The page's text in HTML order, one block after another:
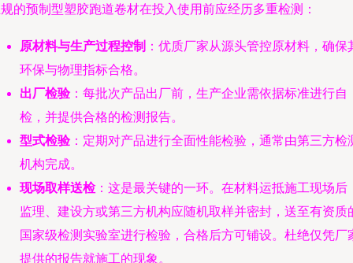
的预制型塑胶跑道卷材在投入使用前应经历多重检测：
原材料与生产过程控制 ：优质厂家从源头管控原材料，确保
环保与物理指标合格。
出厂检验：每批次产品出厂前，生产企业需依据标准进行自
检，并提供合格的检测报告。
型式检验：定期对产品进行全面性能检验，通常由第三方检
机构完成。
现场取样送检：这是最关键的一环。在材料运抵施工现场后
监理、建设方或第三方机构应随机取样并密封，送至有资质
国家级检测实验室进行检验，合格后方可铺设。杜绝仅凭厂
提供的报告就施工的现象。